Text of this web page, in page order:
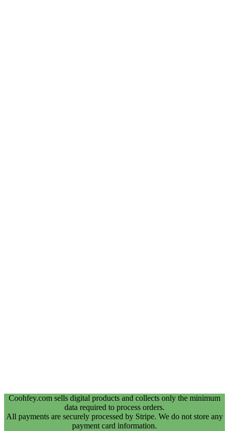
Coohfey.com sells digital products and collects only the minimum
data required to process orders.
All payments are securely processed by Stripe. We do not store any
payment card information.